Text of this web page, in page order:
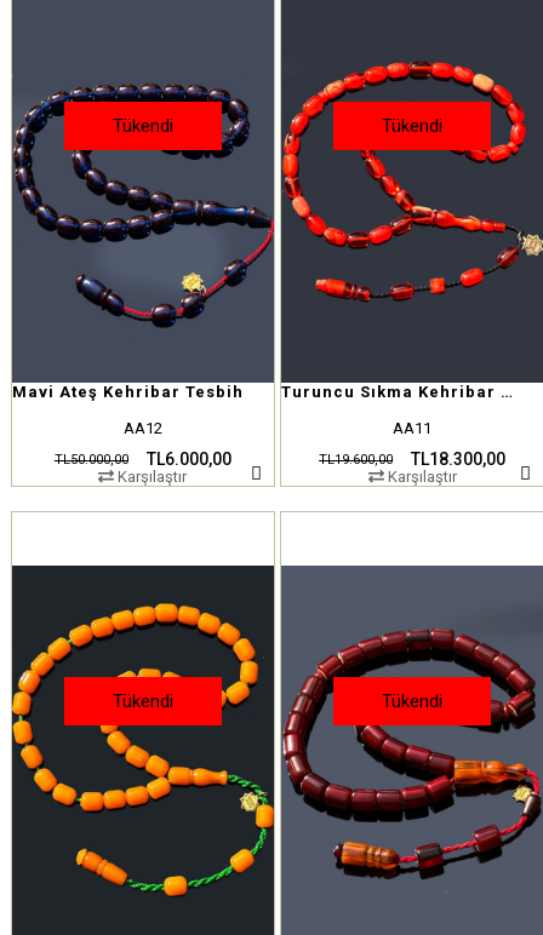
Tükendi
Mavi Ateş Kehribar Tesbih
AA12
TL6.000,00
TL50.000,00
Karşılaştır
Tükendi
Turuncu Sıkma Kehribar Tesbih
AA11
TL18.300,00
TL19.600,00
Karşılaştır
Tükendi Tükendi